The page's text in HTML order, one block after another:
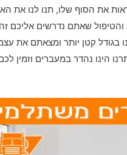
את הסוף שלו, תנו לנו את
שאתם נדרשים אליכם זה
בגודל קטן יותר ומצאתם את
הינו נהדר במעברים וזמין